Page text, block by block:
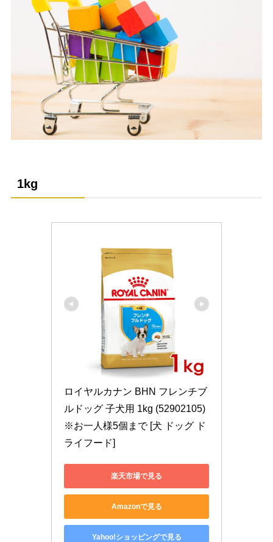
1kg
ロイヤルカナン BHN フレンチブ
ルドッグ 子犬用 1kg (52902105)
※お一人様5個まで [犬 ドッグ ド
ライフード]
楽天市場で見る
Amazonで見る
Yahoo!ショッピングで見る